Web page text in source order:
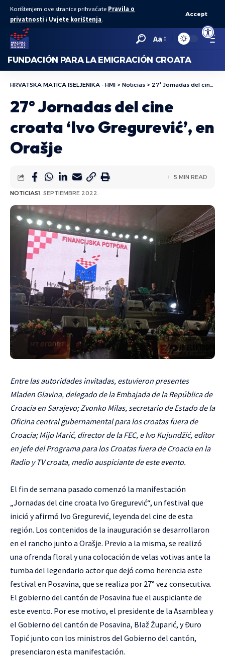
Abrir
Korištenjem ove stranice prihvaćate Pravila o
privatnosti i Uvjete korištenja.
Accept
Aa
FUNDACIÓN PARA LA EMIGRACIÓN CROATA
HRVATSKA MATICA ISELJENIKA - HMI > Noticias > 27° Jornadas del cine croata ‘Ivo Gregurević’, en Orašje
27° Jornadas del cine
croata ‘Ivo Gregurević’, en
Orašje
NOTICIAS1. SEPTIEMBRE 2022.
5 MIN READ
Entre las autoridades invitadas, estuvieron presentes
Mladen Glavina, delegado de la Embajada de la República de
Croacia en Sarajevo; Zvonko Milas, secretario de Estado de la
Oficina central gubernamental para los croatas fuera de
Croacia; Mijo Marić, director de la FEC, e Ivo Kujundžić, editor
en jefe del Programa para los Croatas fuera de Croacia en la
Radio y TV croata, medio auspiciante de este evento.
El fin de semana pasado comenzó la manifestación
„Jornadas del cine croata Ivo Gregurević“, un festival que
inició y afirmó Ivo Gregurević, leyenda del cine de esta
región. Los contenidos de la inauguración se desarrollaron
en el rancho junto a Orašje. Previo a la misma, se realizó
una ofrenda floral y una colocación de velas votivas ante la
tumba del legendario actor que dejó como herencia este
festival en Posavina, que se realiza por 27° vez consecutiva.
El gobierno del cantón de Posavina fue el auspiciante de
este evento. Por ese motivo, el presidente de la Asamblea y
el Gobierno del cantón de Posavina, Blaž Župarić, y Đuro
Topić junto con los ministros del Gobierno del cantón,
presenciaron esta manifestación.